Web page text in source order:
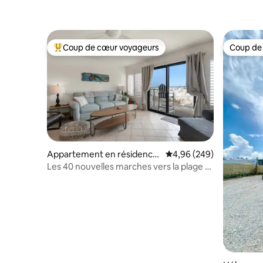
Coups de cœur voyageurs les plus appréciés
Coup de cœur voyageurs
Appartement en résidence
⋅ Santa Rosa Island
Évaluation moyenne
4,96 (249)
Les 40 nouvelles marches vers la plage et
Coup
Coup